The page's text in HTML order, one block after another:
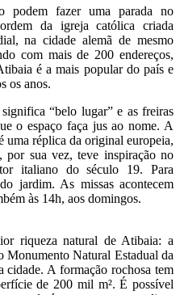
podem fazer uma parada no
da igreja católica criada
na cidade alemã de mesmo
com mais de 200 endereços,
é a mais popular do país e
os anos.
“belo lugar” e as freiras
o espaço faça jus ao nome. A
uma réplica da original europeia,
por sua vez, teve inspiração no
italiano do século 19. Para
jardim. As missas acontecem
às 14h, aos domingos.
riqueza natural de Atibaia: a
Monumento Natural Estadual da
cidade. A formação rochosa tem
de 200 mil m². É possível